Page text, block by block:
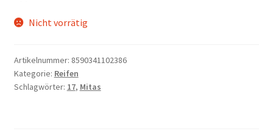
Nicht vorrätig
Artikelnummer: 8590341102386
Kategorie: Reifen
Schlagwörter: 17, Mitas